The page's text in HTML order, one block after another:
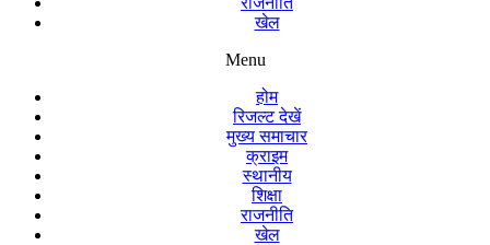
खेल
Menu
होम
रिजल्ट देखें
मुख्य समाचार
क्राइम
स्थानीय
शिक्षा
राजनीति
खेल